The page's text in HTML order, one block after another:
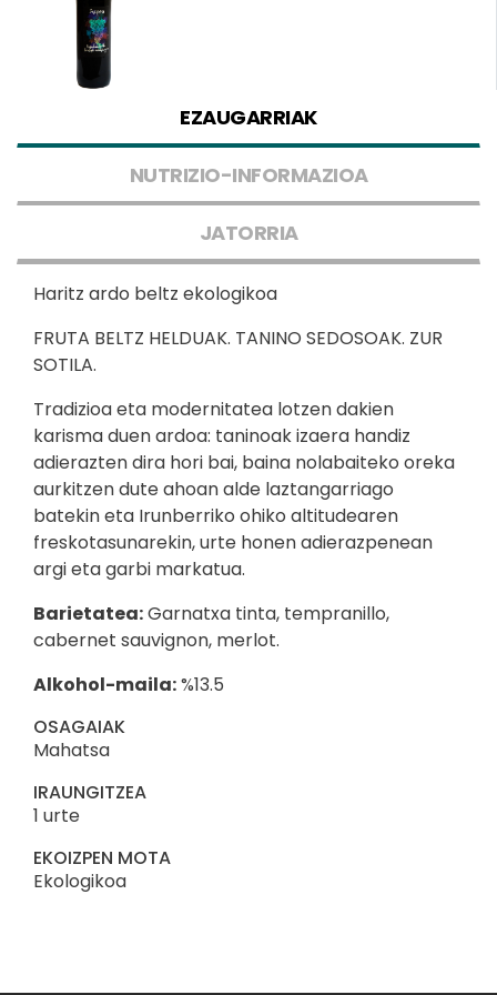
EZAUGARRIAK
NUTRIZIO-INFORMAZIOA
JATORRIA
Haritz ardo beltz ekologikoa
FRUTA BELTZ HELDUAK. TANINO SEDOSOAK. ZUR
SOTILA.
Tradizioa eta modernitatea lotzen dakien
karisma duen ardoa: taninoak izaera handiz
adierazten dira hori bai, baina nolabaiteko oreka
aurkitzen dute ahoan alde laztangarriago
batekin eta Irunberriko ohiko altitudearen
freskotasunarekin, urte honen adierazpenean
argi eta garbi markatua.
Barietatea:Garnatxa tinta, tempranillo,
cabernet sauvignon, merlot.
Alkohol-maila:%13.5
OSAGAIAK
Mahatsa
IRAUNGITZEA
1 urte
EKOIZPEN MOTA
Ekologikoa